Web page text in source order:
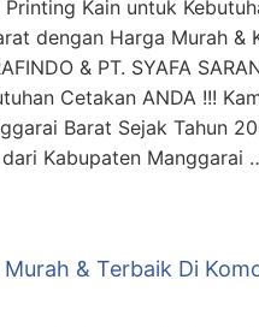
Kain untuk
dengan Harga Murah &
& PT. SYAFA
Cetakan ANDA !!!
Barat Sejak Tahun
Kabupaten Manggarai
& Terbaik Di